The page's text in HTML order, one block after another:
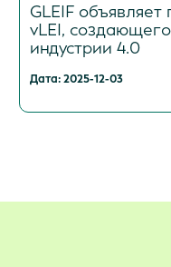
GLEIF
vLEI,
индустрии 4.0
Дата: 2025-12-03